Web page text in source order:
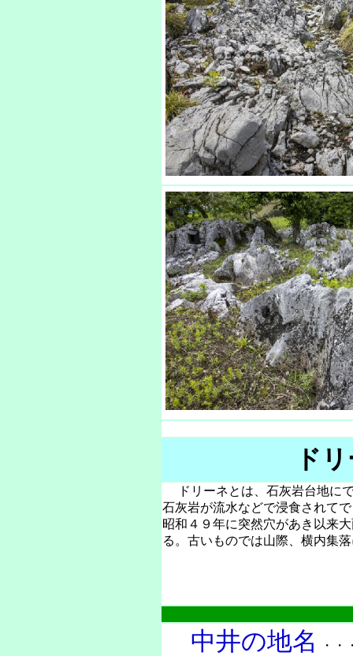
ド
ドリーネとは、石灰岩台地に
石灰岩が流水などで浸食されて
昭和４９年に突然穴があき以来
る。古いものでは山際、横内集
中井の地名
・・